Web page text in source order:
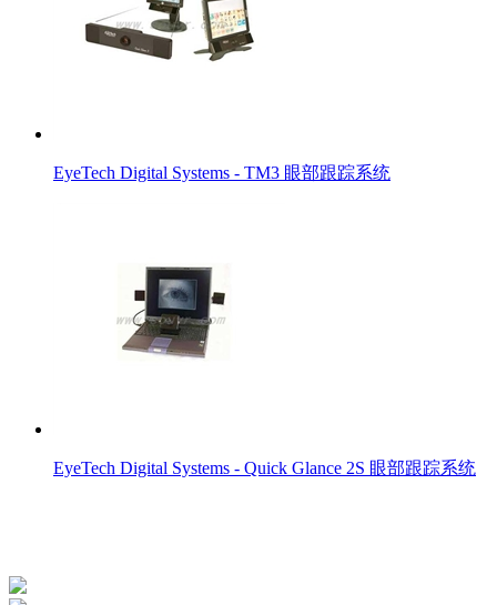
EyeTech Digital Systems - TM3 眼部跟踪系统
EyeTech Digital Systems - Quick Glance 2S 眼部跟踪系统